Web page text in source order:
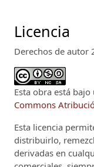
Licencia
Derechos de autor
Esta obra está
Commons
Esta licencia
distribuirlo,
derivadas en